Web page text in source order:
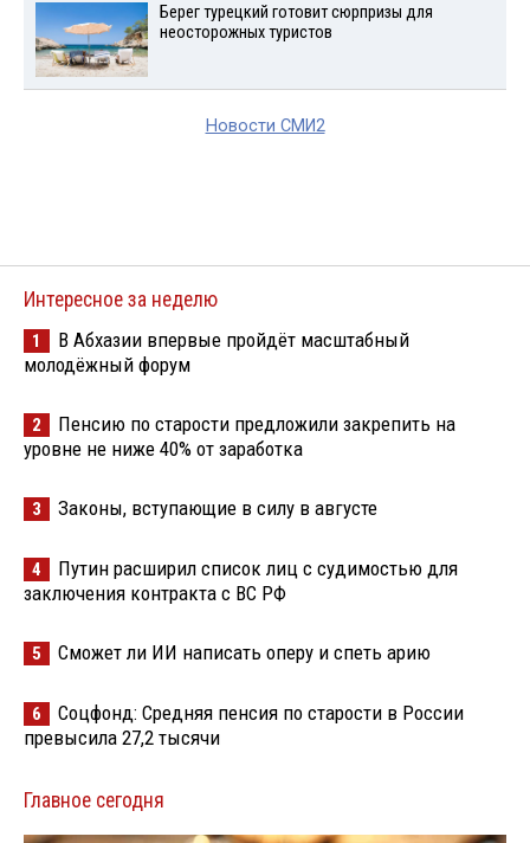
Берег турецкий готовит сюрпризы для
неосторожных туристов
Новости СМИ2
Интересное за неделю
1
В Абхазии впервые пройдёт масштабный
молодёжный форум
2
Пенсию по старости предложили закрепить на
уровне не ниже 40% от заработка
3 Законы, вступающие в силу в августе
4
Путин расширил список лиц с судимостью для
заключения контракта с ВС РФ
5 Сможет ли ИИ написать оперу и спеть арию
6
Соцфонд: Средняя пенсия по старости в России
превысила 27,2 тысячи
Главное сегодня